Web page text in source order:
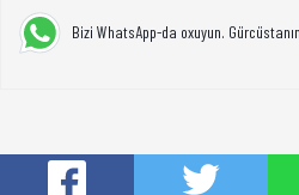
Bizi WhatsApp-da oxuyun.